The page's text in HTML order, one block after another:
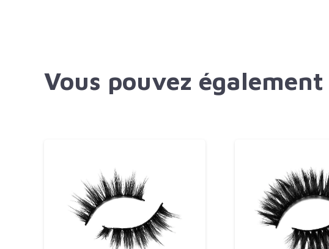
Vous pouvez également